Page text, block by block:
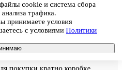
коробке (в коробке 72 шт.)
cookie и система сбора
трафика.
принимаете условия
с условиями Политики